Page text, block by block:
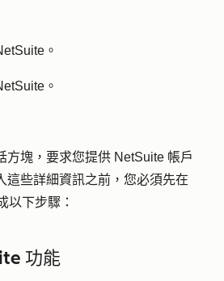
。
。
方塊，要求您提供 NetSuite 帳戶
這些詳細資訊之前，您必須先在
以下步驟：
功能